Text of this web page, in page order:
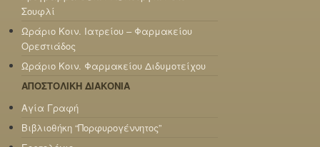
Σουφλί
Ωράριο Κοιν. Ιατρείου – Φαρμακείου
Ορεστιάδος
Ωράριο Κοιν. Φαρμακείου Διδυμοτείχου
ΑΠΟΣΤΟΛΙΚΗ ΔΙΑΚΟΝΙΑ
Αγία Γραφή
Βιβλιοθήκη “Πορφυρογέννητος”